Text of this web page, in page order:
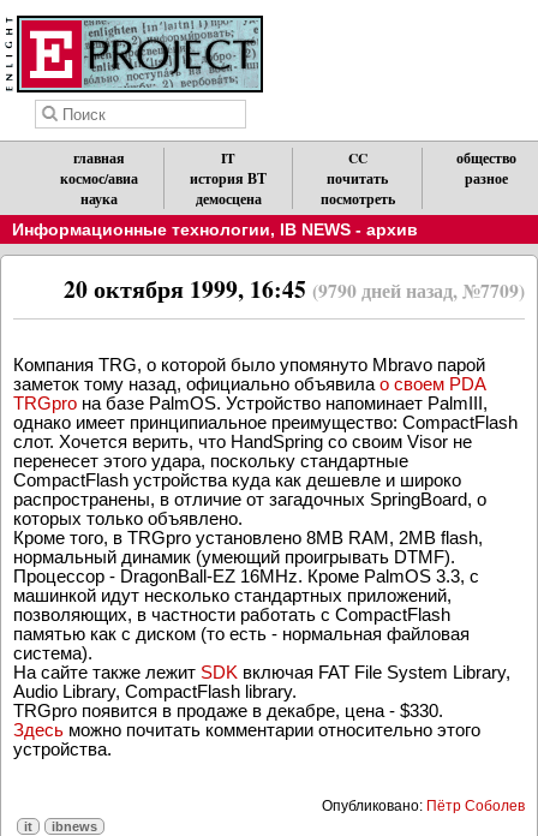
главная
космос/авиа
наука
IT
история ВТ
демосцена
CC
почитать
посмотреть
общество
разное
Информационные технологии, IB NEWS - архив
20 октября 1999, 16:45 (9790 дней назад, №7709)
Компания TRG, о которой было упомянуто Mbravo парой
заметок тому назад, официально объявила о своем PDA
TRGpro на базе PalmOS. Устройство напоминает PalmIII,
однако имеет принципиальное преимущество: CompactFlash
слот. Хочется верить, что HandSpring со своим Visor не
перенесет этого удара, поскольку стандартные
CompactFlash устройства куда как дешевле и широко
распространены, в отличие от загадочных SpringBoard, о
которых только объявлено.
Кроме того, в TRGpro установлено 8MB RAM, 2MB flash,
нормальный динамик (умеющий проигрывать DTMF).
Процессор - DragonBall-EZ 16MHz. Кроме PalmOS 3.3, с
машинкой идут несколько стандартных приложений,
позволяющих, в частности работать с CompactFlash
памятью как с диском (то есть - нормальная файловая
система).
На сайте также лежит SDK включая FAT File System Library,
Audio Library, CompactFlash library.
TRGpro появится в продаже в декабре, цена - $330.
Здесь можно почитать комментарии относительно этого
устройства.
Опубликовано: Пётр Соболев
it ibnews